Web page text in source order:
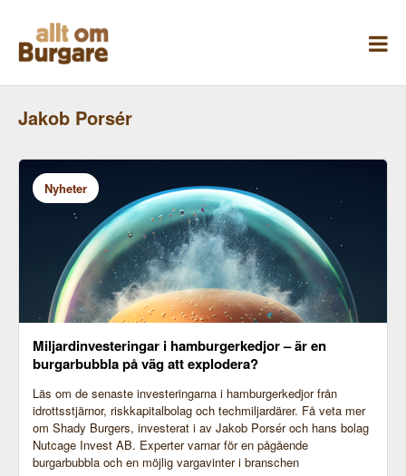
innehåll
Jakob Porsér
Nyheter
Miljardinvesteringar i hamburgerkedjor – är en
burgarbubbla på väg att explodera?
Läs om de senaste investeringarna i hamburgerkedjor från
idrottsstjärnor, riskkapitalbolag och techmiljardärer. Få veta mer
om Shady Burgers, investerat i av Jakob Porsér och hans bolag
Nutcage Invest AB. Experter varnar för en pågående
burgarbubbla och en möjlig vargavinter i branschen